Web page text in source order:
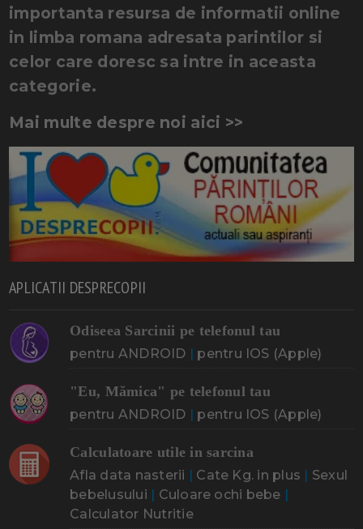
importanta resursa de informatii online
in limba romana adresata parintilor si
celor care doresc sa intre in aceasta
categorie.
Mai multe despre noi aici >>
APLICATII DESPRECOPII
Odiseea Sarcinii pe telefonul tau
pentru ANDROID | pentru IOS (Apple)
"Eu, Mămica" pe telefonul tau
pentru ANDROID | pentru IOS (Apple)
Calculatoare utile in sarcina
Afla data nasterii | Cate Kg. in plus | Sexul
bebelusului | Culoare ochi bebe |
Calculator Nutritie